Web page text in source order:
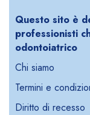
Questo sito è
professionisti
odontoiatrico
Chi siamo
Termini e
Diritto di recesso